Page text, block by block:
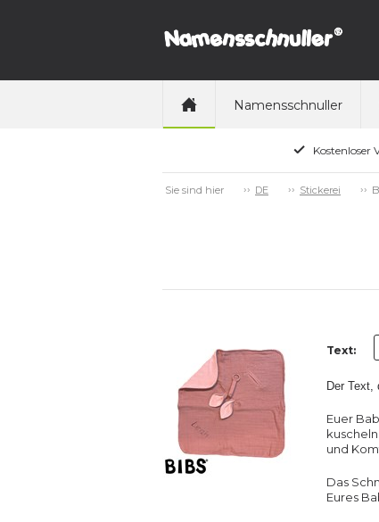
Namensschnuller
Kostenloser
Sie sind hier DE Stickerei
Text:
Der Text,
Euer
und
Das
Eures